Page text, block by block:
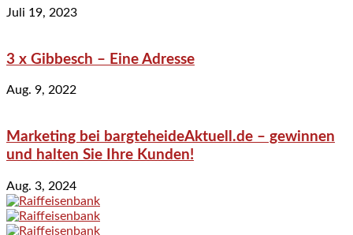
Juli 19, 2023
3 x Gibbesch – Eine Adresse
Aug. 9, 2022
Marketing bei bargteheideAktuell.de – gewinnen
und halten Sie Ihre Kunden!
Aug. 3, 2024